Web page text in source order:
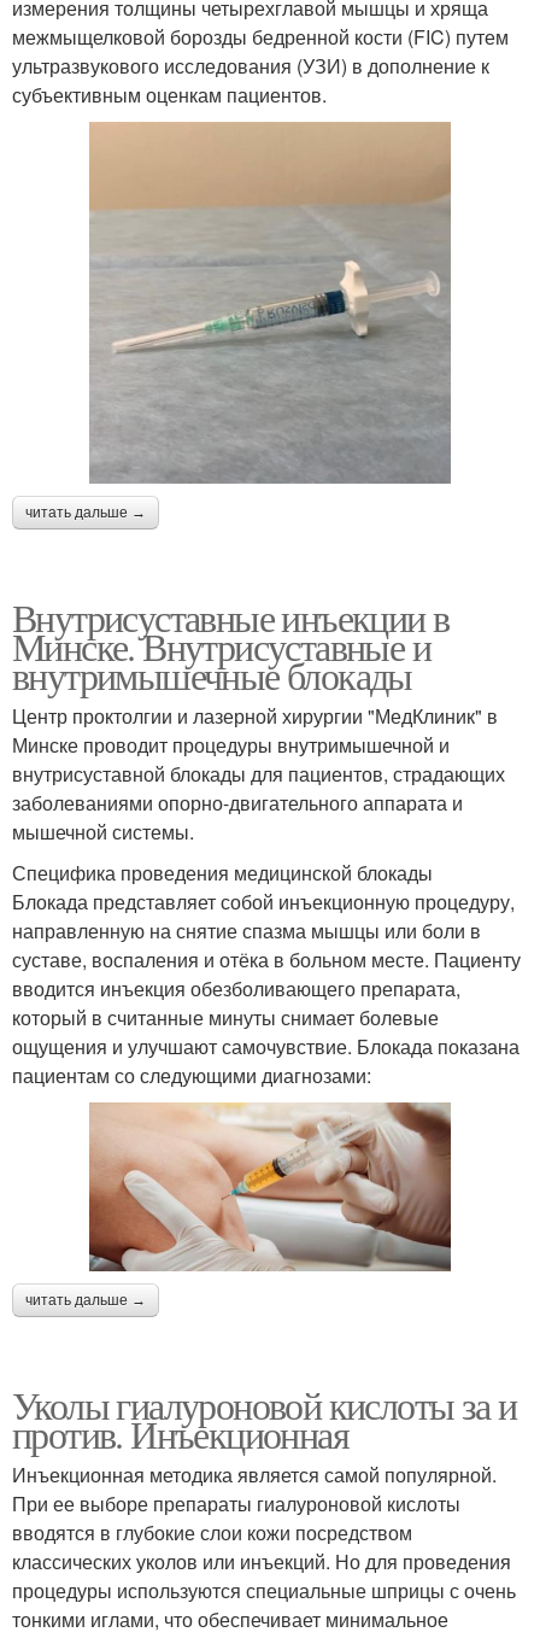
измерения толщины четырехглавой мышцы и хряща
межмыщелковой борозды бедренной кости (FIC) путем
ультразвукового исследования (УЗИ) в дополнение к
субъективным оценкам пациентов.
читать дальше →
Внутрисуставные инъекции в
Минске. Внутрисуставные и
внутримышечные блокады
Центр проктолгии и лазерной хирургии "МедКлиник" в
Минске проводит процедуры внутримышечной и
внутрисуставной блокады для пациентов, страдающих
заболеваниями опорно-двигательного аппарата и
мышечной системы.
Специфика проведения медицинской блокады
Блокада представляет собой инъекционную процедуру,
направленную на снятие спазма мышцы или боли в
суставе, воспаления и отёка в больном месте. Пациенту
вводится инъекция обезболивающего препарата,
который в считанные минуты снимает болевые
ощущения и улучшают самочувствие. Блокада показана
пациентам со следующими диагнозами:
читать дальше →
Уколы гиалуроновой кислоты за и
против. Инъекционная
Инъекционная методика является самой популярной.
При ее выборе препараты гиалуроновой кислоты
вводятся в глубокие слои кожи посредством
классических уколов или инъекций. Но для проведения
процедуры используются специальные шприцы с очень
тонкими иглами, что обеспечивает минимальное